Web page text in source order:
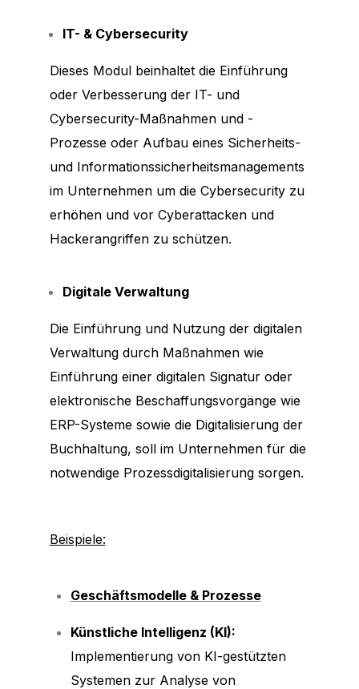
IT- & Cybersecurity
Dieses Modul beinhaltet die Einführung
oder Verbesserung der IT- und
Cybersecurity-Maßnahmen und -
Prozesse oder Aufbau eines Sicherheits-
und Informationssicherheitsmanagements
im Unternehmen um die Cybersecurity zu
erhöhen und vor Cyberattacken und
Hackerangriffen zu schützen.
Digitale Verwaltung
Die Einführung und Nutzung der digitalen
Verwaltung durch Maßnahmen wie
Einführung einer digitalen Signatur oder
elektronische Beschaffungsvorgänge wie
ERP-Systeme sowie die Digitalisierung der
Buchhaltung, soll im Unternehmen für die
notwendige Prozessdigitalisierung sorgen.
Beispiele:
Geschäftsmodelle & Prozesse
Künstliche Intelligenz (KI):
Implementierung von KI-gestützten
Systemen zur Analyse von